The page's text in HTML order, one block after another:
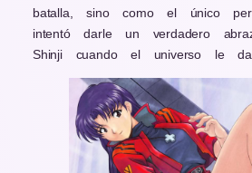
batalla, sino como el único
intentó darle un verdadero
Shinji cuando el universo le